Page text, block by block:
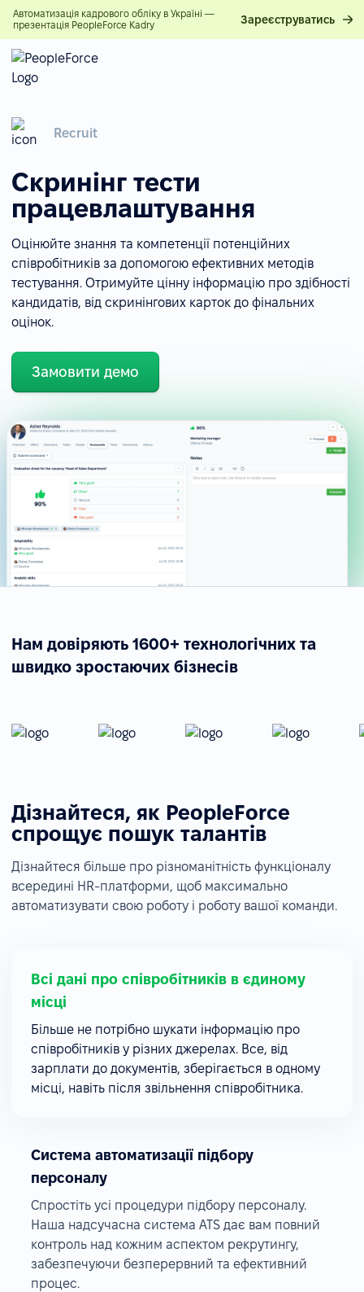
Автоматизація кадрового обліку в Україні —
презентація PeopleForce Kadry
Зареєструватись
Recruit
Скринінг тести
працевлаштування
Оцінюйте знання та компетенції потенційних
співробітників за допомогою ефективних методів
тестування. Отримуйте цінну інформацію про здібності
кандидатів, від скринінгових карток до фінальних
оцінок.
Замовити демо
Нам довіряють 1600+ технологічних та
швидко зростаючих бізнесів
Дізнайтеся, як PeopleForce
спрощує пошук талантів
Дізнайтеся більше про різноманітність функціоналу
всередині HR-платформи, щоб максимально
автоматизувати свою роботу і роботу вашої команди.
Всі дані про співробітників в єдиному
місці
Більше не потрібно шукати інформацію про
співробітників у різних джерелах. Все, від
зарплати до документів, зберігається в одному
місці, навіть після звільнення співробітника.
Система автоматизації підбору
персоналу
Спростіть усі процедури підбору персоналу.
Наша надсучасна система ATS дає вам повний
контроль над кожним аспектом рекрутингу,
забезпечуючи безперервний та ефективний
процес.